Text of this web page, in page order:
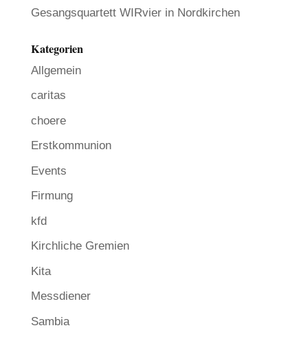
Gesangsquartett WIRvier in Nordkirchen
Kategorien
Allgemein
caritas
choere
Erstkommunion
Events
Firmung
kfd
Kirchliche Gremien
Kita
Messdiener
Sambia